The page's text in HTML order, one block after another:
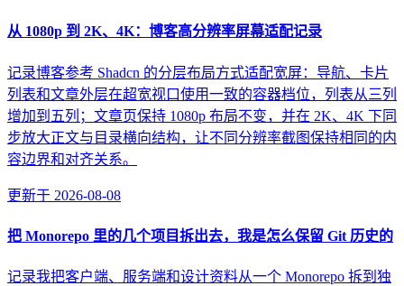
从 1080p 到 2K、4K：博客高分辨率屏幕适配记录
记录博客参考 Shadcn 的分层布局方式适配宽屏：导航、卡片
列表和文章外层在超宽视口使用一致的容器档位，列表从三列
增加到五列；文章页保持 1080p 布局不变，并在 2K、4K 下同
步放大正文与目录横向结构，让不同分辨率截图保持相同的内
容边界和对齐关系。
更新于 2026-08-08
把 Monorepo 里的几个项目拆出去，我是怎么保留 Git 历史的
记录我把客户端、服务端和设计资料从一个 Monorepo 拆到独